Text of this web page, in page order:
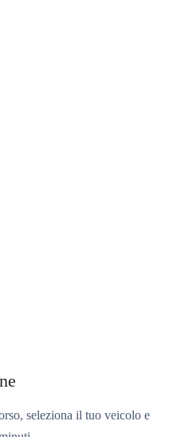
seleziona il tuo veicolo e